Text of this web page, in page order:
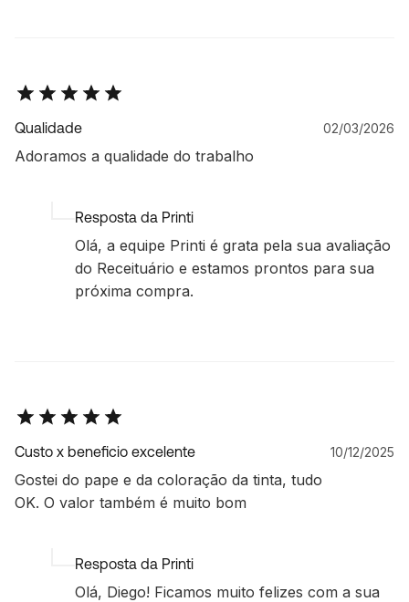
Qualidade
Adoramos a qualidade do trabalho
02/03/2026
Resposta da Printi
Olá, a equipe Printi é grata pela sua avaliação
do Receituário e estamos prontos para sua
próxima compra.
Custo x beneficio excelente
Gostei do pape e da coloração da tinta, tudo
OK. O valor também é muito bom
10/12/2025
Resposta da Printi
Olá, Diego! Ficamos muito felizes com a sua